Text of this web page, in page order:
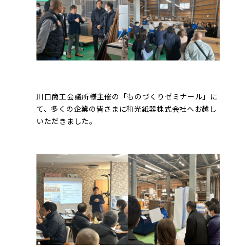
川口商工会議所様主催の「ものづくりゼミナール」に
て、多くの企業の皆さまに和光紙器株式会社へお越し
いただきました。